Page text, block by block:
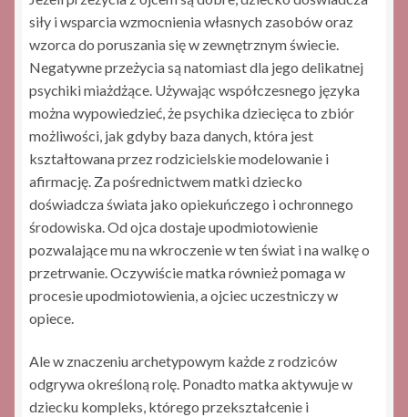
siły i wsparcia wzmocnienia własnych zasobów oraz
wzorca do poruszania się w zewnętrznym świecie.
Negatywne przeżycia są natomiast dla jego delikatnej
psychiki miażdżące. Używając współczesnego języka
można wypowiedzieć, że psychika dziecięca to zbiór
możliwości, jak gdyby baza danych, która jest
kształtowana przez rodzicielskie modelowanie i
afirmację. Za pośrednictwem matki dziecko
doświadcza świata jako opiekuńczego i ochronnego
środowiska. Od ojca dostaje upodmiotowienie
pozwalające mu na wkroczenie w ten świat i na walkę o
przetrwanie. Oczywiście matka również pomaga w
procesie upodmiotowienia, a ojciec uczestniczy w
opiece.
Ale w znaczeniu archetypowym każde z rodziców
odgrywa określoną rolę. Ponadto matka aktywuje w
dziecku kompleks, którego przekształcenie i